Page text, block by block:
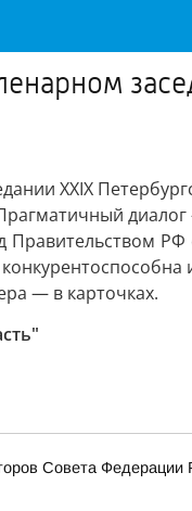
XXIX
РФ
— в карточках.
Совета Федерации